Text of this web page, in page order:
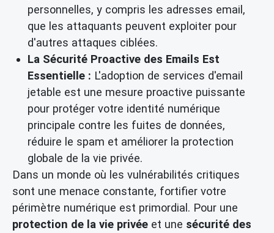
personnelles, y compris les adresses email,
que les attaquants peuvent exploiter pour
d'autres attaques ciblées.
La Sécurité Proactive des Emails Est
Essentielle : L'adoption de services d'email
jetable est une mesure proactive puissante
pour protéger votre identité numérique
principale contre les fuites de données,
réduire le spam et améliorer la protection
globale de la vie privée.
Dans un monde où les vulnérabilités critiques
sont une menace constante, fortifier votre
périmètre numérique est primordial. Pour une
protection de la vie privée et une sécurité des